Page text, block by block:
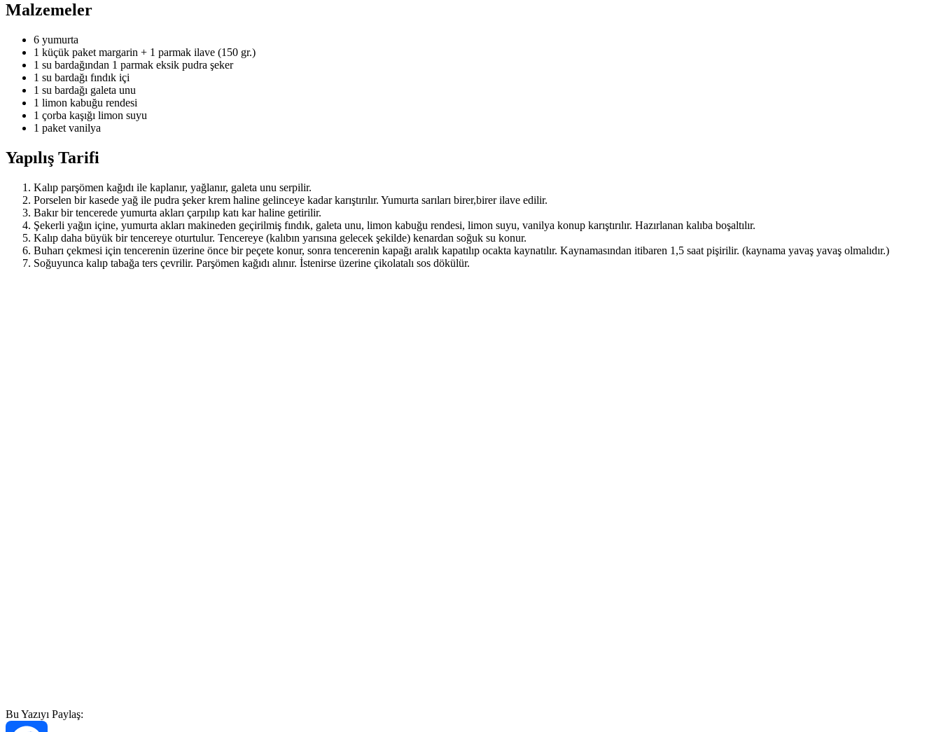
Malzemeler
6 yumurta
1 küçük paket margarin + 1 parmak ilave (150 gr.)
1 su bardağından 1 parmak eksik pudra şeker
1 su bardağı fındık içi
1 su bardağı galeta unu
1 limon kabuğu rendesi
1 çorba kaşığı limon suyu
1 paket vanilya
Yapılış Tarifi
Kalıp parşömen kağıdı ile kaplanır, yağlanır, galeta unu serpilir.
Porselen bir kasede yağ ile pudra şeker krem haline gelinceye kadar karıştırılır. Yumurta sarıları birer,birer ilave edilir.
Bakır bir tencerede yumurta akları çarpılıp katı kar haline getirilir.
Şekerli yağın içine, yumurta akları makineden geçirilmiş fındık, galeta unu, limon kabuğu rendesi, limon suyu, vanilya konup karıştırılır. Hazırlanan kalıba boşaltılır.
Kalıp daha büyük bir tencereye oturtulur. Tencereye (kalıbın yarısına gelecek şekilde) kenardan soğuk su konur.
Buharı çekmesi için tencerenin üzerine önce bir peçete konur, sonra tencerenin kapağı aralık kapatılıp ocakta kaynatılır. Kaynamasından itibaren 1,5 saat pişirilir. (kaynama yavaş yavaş olmalıdır.)
Soğuyunca kalıp tabağa ters çevrilir. Parşömen kağıdı alınır. İstenirse üzerine çikolatalı sos dökülür.
Bu Yazıyı Paylaş: